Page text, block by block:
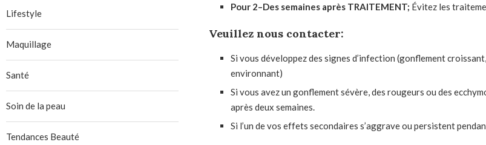
Pour 2–Des semaines après TRAITEMENT; Évitez les
Veuillez nous contacter:
Si vous développez des signes d’infection (gonflement
environnant)
Si vous avez un gonflement sévère, des rougeurs ou des
après deux semaines.
Si l’un de vos effets secondaires s’aggrave ou persistent
Lifestyle
Maquillage
Santé
Soin de la peau
Tendances Beauté